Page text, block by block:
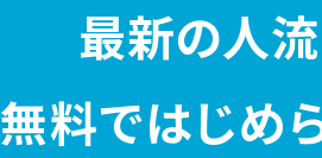
最新の人流
無料ではじめ